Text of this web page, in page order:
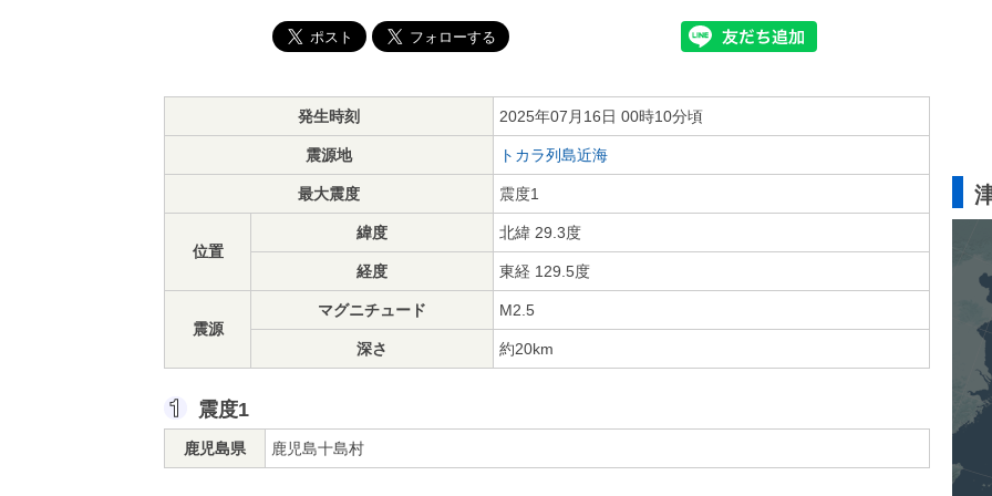
発生時刻 2025年07月16日 00時10分頃
震源地 トカラ列島近海
最大震度 震度1
位置
緯度 北緯 29.3度
経度 東経 129.5度
震源
マグニチュード M2.5
深さ 約20km
震度1
鹿児島県 鹿児島十島村